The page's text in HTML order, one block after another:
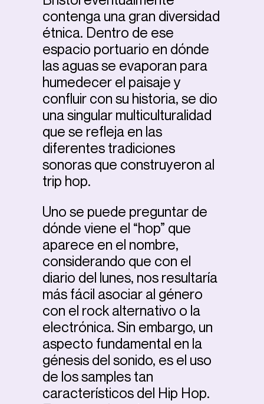
contenga una gran diversidad
étnica. Dentro de ese
espacio portuario en dónde
las aguas se evaporan para
humedecer el paisaje y
confluir con su historia, se dio
una singular multiculturalidad
que se refleja en las
diferentes tradiciones
sonoras que construyeron al
trip hop.
Uno se puede preguntar de
dónde viene el “hop” que
aparece en el nombre,
considerando que con el
diario del lunes, nos resultaría
más fácil asociar al género
con el rock alternativo o la
electrónica. Sin embargo, un
aspecto fundamental en la
génesis del sonido, es el uso
de los samples tan
característicos del Hip Hop.